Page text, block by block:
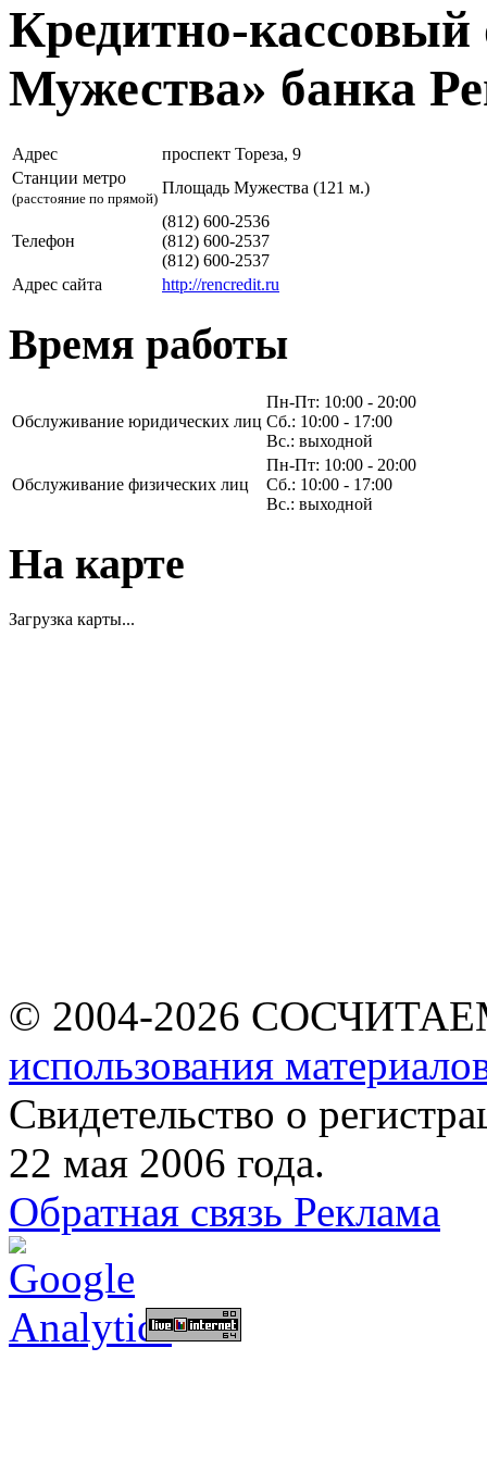
Кредитно-
Мужества» банка
Адрес
проспект Тореза, 9
Станции метро
(расстояние по прямой)
Площадь Мужества (121 м.)
Телефон
(812) 600-2536
(812) 600-2537
(812) 600-2537
Адрес сайта
http://rencredit.ru
Время работы
Обслуживание юридических лиц
Пн-Пт: 10:00 - 20:00
Сб.: 10:00 - 17:00
Вс.: выходной
Обслуживание физических лиц
Пн-Пт: 10:00 - 20:00
Сб.: 10:00 - 17:00
Вс.: выходной
На карте
Загрузка карты...
© 2004-2026
использования
Свидетельство о
22 мая 2006 года.
Обратная связь Реклама